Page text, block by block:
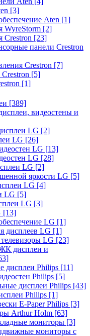
[3]
Aten [1]
WyreStorm [2]
Crestron [23]
панели Crestron
Crestron [7]
[5]
[1]
[389]
видеостены и
LG [2]
LG [26]
LG [13]
LG [28]
LG [2]
яркости LG [5]
LG [4]
LG [5]
LG [3]
[13]
LG [1]
дисплеев LG [1]
LG [23]
дисплеи и
дисплеи Philips [11]
Philips [5]
дисплеи Philips [43]
Philips [1]
E-Paper Philips [3]
Arthur Holm [63]
мониторы [3]
мониторы с